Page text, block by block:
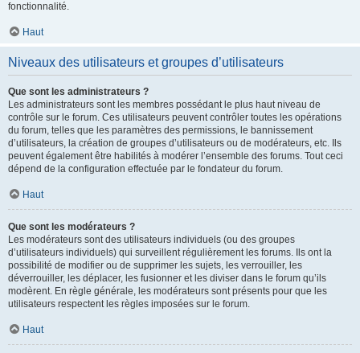
fonctionnalité.
Haut
Niveaux des utilisateurs et groupes d’utilisateurs
Que sont les administrateurs ?
Les administrateurs sont les membres possédant le plus haut niveau de
contrôle sur le forum. Ces utilisateurs peuvent contrôler toutes les opérations
du forum, telles que les paramètres des permissions, le bannissement
d’utilisateurs, la création de groupes d’utilisateurs ou de modérateurs, etc. Ils
peuvent également être habilités à modérer l’ensemble des forums. Tout ceci
dépend de la configuration effectuée par le fondateur du forum.
Haut
Que sont les modérateurs ?
Les modérateurs sont des utilisateurs individuels (ou des groupes
d’utilisateurs individuels) qui surveillent régulièrement les forums. Ils ont la
possibilité de modifier ou de supprimer les sujets, les verrouiller, les
déverrouiller, les déplacer, les fusionner et les diviser dans le forum qu’ils
modèrent. En règle générale, les modérateurs sont présents pour que les
utilisateurs respectent les règles imposées sur le forum.
Haut